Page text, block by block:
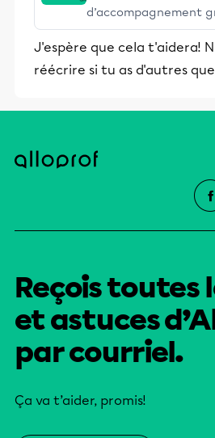
d’accompagnement
stimulants, Alloprof
et leurs parents
éducative.
J'espère que cela t'aidera!
réécrire si tu as d'autres
Reçois toutes
et astuces
par courriel.
Ça va t’aider, promis!